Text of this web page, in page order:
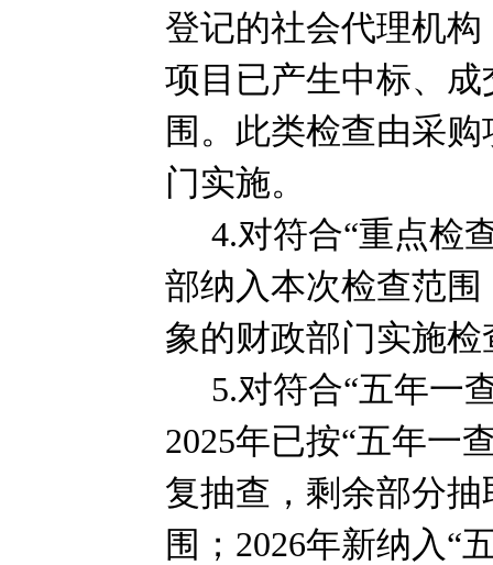
登记的社会代理机构
项目已产生中标、
围。此类检查由采
门实施。
4.对符合“重点检
部纳入本次检查范围
象的财政部门实施检
5.对符合“五年一
2025年已按“五年一
复抽查，剩余部分
围； 2026年新纳入“